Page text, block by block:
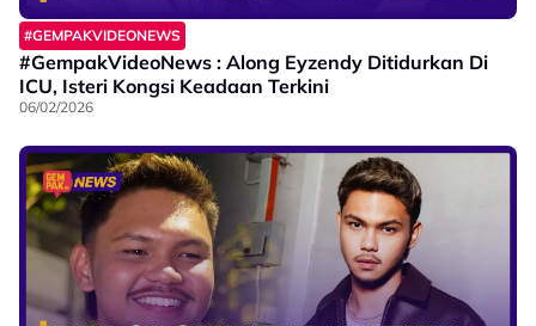
#GEMPAKVIDEONEWS
#GempakVideoNews : Along Eyzendy Ditidurkan Di
ICU, Isteri Kongsi Keadaan Terkini
06/02/2026